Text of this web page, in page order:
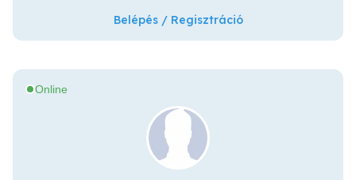
Belépés / Regisztráció
Online